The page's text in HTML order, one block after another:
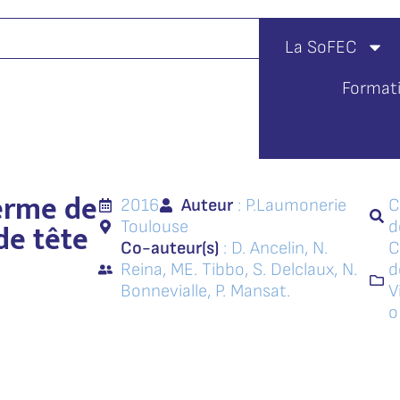
La SoFEC
de
tête
2016 Auteur: P.Laumonerie
Toulouse
Co-auteur(s) : D. Ancelin, N.
Reina, ME. Tibbo, S. Delclaux, N.
Bonnevialle, P. Mansat.
o